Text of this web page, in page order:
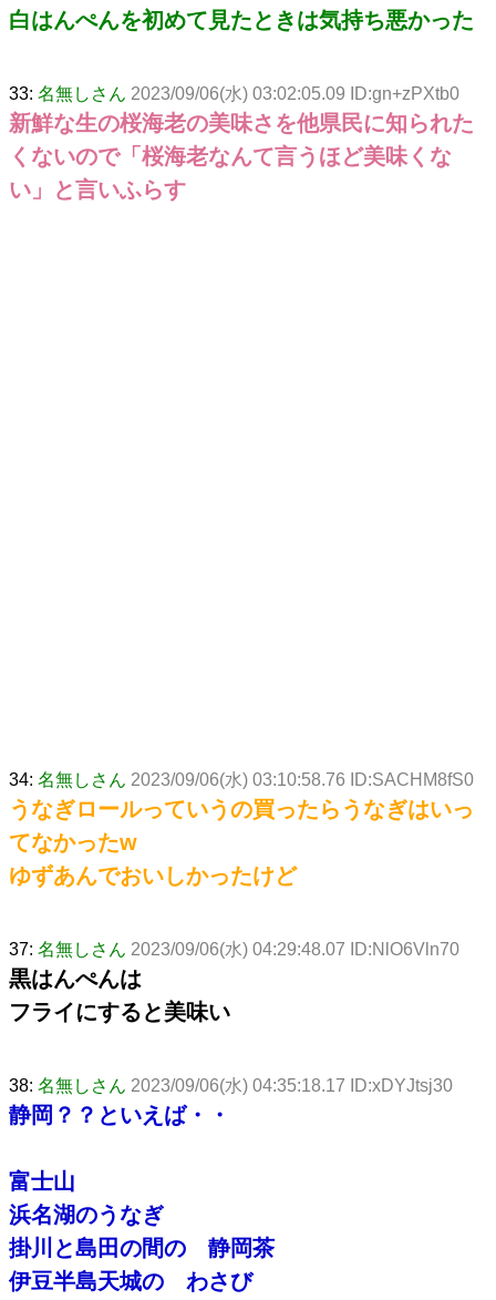
白はんぺんを初めて見たときは気持ち悪かった
33: 名無しさん 2023/09/06(水) 03:02:05.09 ID:gn+zPXtb0
新鮮な生の桜海老の美味さを他県民に知られた
くないので「桜海老なんて言うほど美味くな
い」と言いふらす
34: 名無しさん 2023/09/06(水) 03:10:58.76 ID:SACHM8fS0
うなぎロールっていうの買ったらうなぎはいっ
てなかったw
ゆずあんでおいしかったけど
37: 名無しさん 2023/09/06(水) 04:29:48.07 ID:NlO6Vln70
黒はんぺんは
フライにすると美味い
38: 名無しさん 2023/09/06(水) 04:35:18.17 ID:xDYJtsj30
静岡？？といえば・・
富士山
浜名湖のうなぎ
掛川と島田の間の 静岡茶
伊豆半島天城の わさび